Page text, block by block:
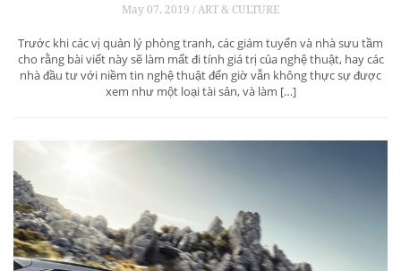
May 07, 2019 / ART & CULTURE
Trước khi các vị quản lý phòng tranh, các giám tuyển và nhà sưu tầm
cho rằng bài viết này sẽ làm mất đi tính giá trị của nghệ thuật, hay các
nhà đầu tư với niềm tin nghệ thuật đến giờ vẫn không thực sự được
xem như một loại tài sản, và làm […]